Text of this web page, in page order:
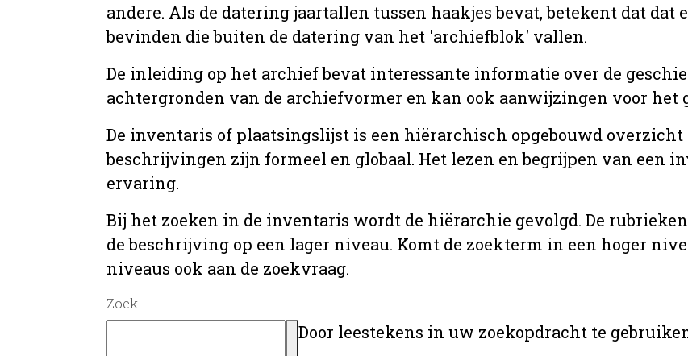
andere. Als de datering jaartallen tussen haakjes bevat, betekent dat
bevinden die buiten de datering van het 'archiefblok' vallen.
De inleiding op het archief bevat interessante informatie over de
achtergronden van de archiefvormer en kan ook aanwijzingen voor het
De inventaris of plaatsingslijst is een hiërarchisch opgebouwd
beschrijvingen zijn formeel en globaal. Het lezen en begrijpen van een
ervaring.
Bij het zoeken in de inventaris wordt de hiërarchie gevolgd. De
de beschrijving op een lager niveau. Komt de zoekterm in een hoger
niveaus ook aan de zoekvraag.
Zoek
Door leestekens in uw zoekopdracht te